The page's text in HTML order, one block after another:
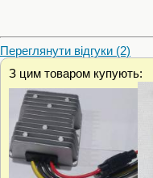
Переглянути відгуки (2)
З цим товаром купують: